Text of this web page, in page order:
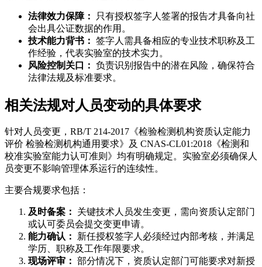
法律效力保障：
只有授权签字人签署的报告才具备向社
会出具公证数据的作用。
技术能力背书： 签字人需具备相应的专业技术职称及工
作经验，代表实验室的技术实力。
风险控制关口： 负责识别报告中的潜在风险，确保符合
法律法规及标准要求。
相关法规对人员变动的具体要求
针对人员变更，RB/T 214-2017《检验检测机构资质认定能力
评价 检验检测机构通用要求》及 CNAS-CL01:2018《检测和
校准实验室能力认可准则》均有明确规定。实验室必须确保人
员变更不影响管理体系运行的连续性。
主要合规要求包括：
及时备案：
关键技术人员发生变更，需向资质认定部门
或认可委员会提交变更申请。
能力确认：
新任授权签字人必须经过内部考核，并满足
学历、职称及工作年限要求。
现场评审： 部分情况下，资质认定部门可能要求对新授